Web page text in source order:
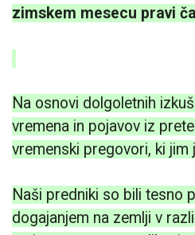
zimskem mesecu pravi
Na osnovi dolgoletnih
vremena in pojavov iz
vremenski pregovori, ki jim
Naši predniki so bili tesno
dogajanjem na zemlji v